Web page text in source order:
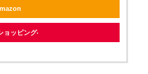
ョッピング